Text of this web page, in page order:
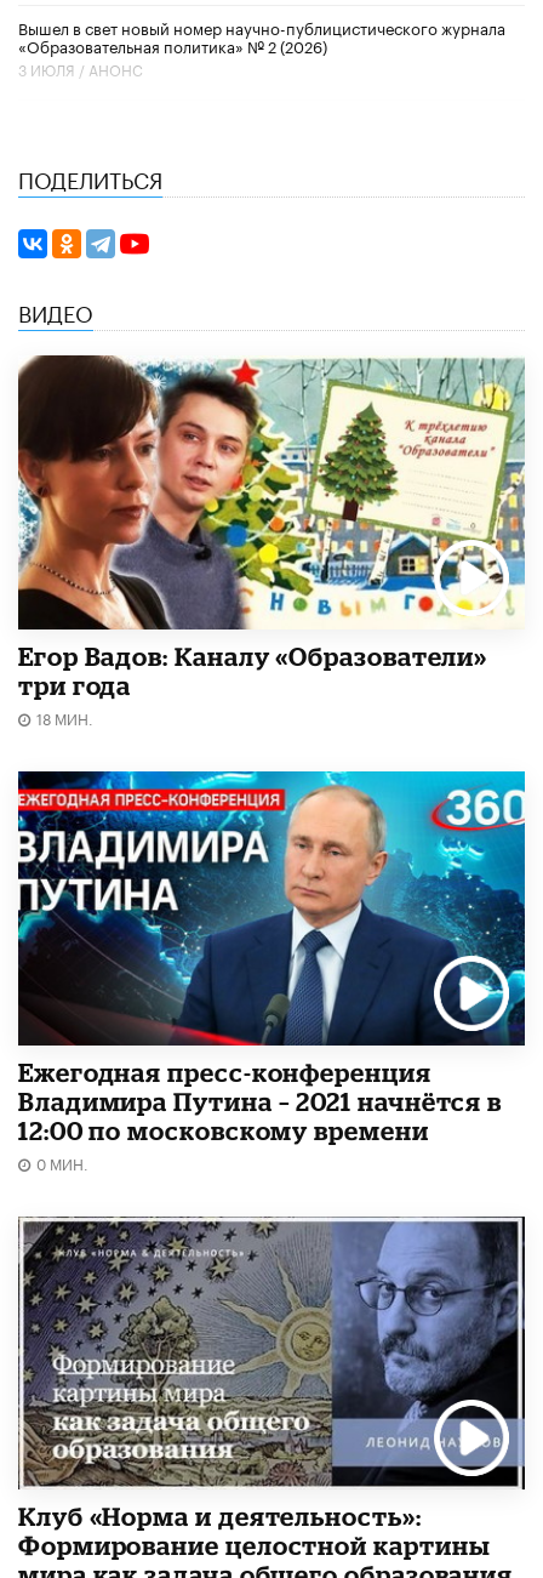
Вышел в свет новый номер научно-публицистического журнала
«Образовательная политика» № 2 (2026)
3 ИЮЛЯ / АНОНС
ПОДЕЛИТЬСЯ
ВИДЕО
Егор Вадов: Каналу «Образователи»
три года
18 МИН.
Ежегодная пресс-конференция
Владимира Путина – 2021 начнётся в
12:00 по московскому времени
0 МИН.
Клуб «Норма и деятельность»:
Формирование целостной картины